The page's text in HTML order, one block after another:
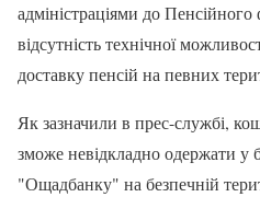
адміністраціями до
відсутність технічної
доставку пенсій на певних
Як зазначили в прес-службі,
зможе невідкладно одержати у
"Ощадбанку" на безпечній